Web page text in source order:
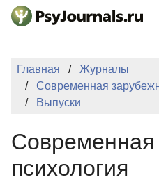
Перейти к основному
Регистрация
Главная
Журналы
Современная
Выпуски
Современная
психология